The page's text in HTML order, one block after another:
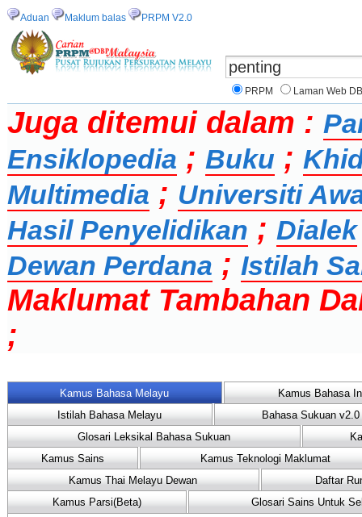
Aduan Maklum balas PRPM V2.0
PRPM Laman Web
Juga ditemui dalam :
Ensiklopedia ; Buku ;
Multimedia ; Universiti
Hasil Penyelidikan ; Dialek
Dewan Perdana ; Istilah
Maklumat Tambahan
;
Kamus Bahasa Melayu
Kamus Bahasa
Istilah Bahasa Melayu
Bahasa Sukuan v2.0
Glosari Leksikal Bahasa Sukuan
Kamus Sains
Kamus Teknologi Maklumat
Kamus Thai Melayu Dewan
Daftar
Kamus Parsi(Beta)
Glosari Sains Untuk